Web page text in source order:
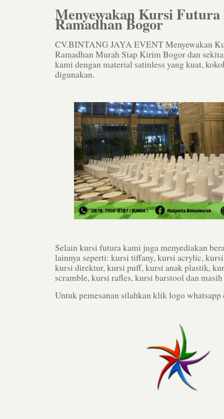
Menyewakan Kursi Futura
Ramadhan Bogor
CV.BINTANG JAYA EVENT Menyewakan
Ramadhan Murah Siap Kirim Bogor dan
kami dengan material satinless yang kuat,
digunakan.
Selain kursi futura kami juga menyediakan
lainnya seperti: kursi tiffany, kursi acrylic,
kursi direktur, kursi puff, kursi anak plastik,
scramble, kursi rafles, kursi barstool dan
Untuk pemesanan silahkan klik logo